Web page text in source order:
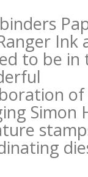
Ink
to be in
of
Simon